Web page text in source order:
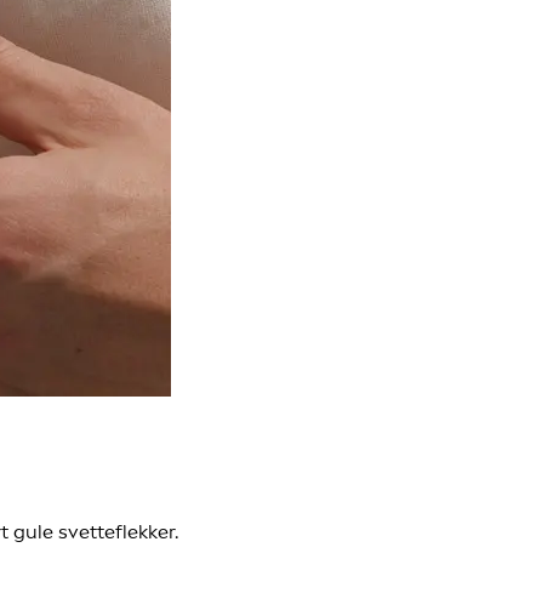
gule svetteflekker.